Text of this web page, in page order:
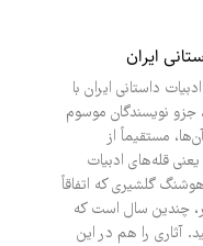
ایران
داستانی ایران با
نویسندگان موسوم
مستقیماً از
قله‌های ادبیات
گلشیری که اتفاقاً‌
چندین سال است که
آثاری را هم در این